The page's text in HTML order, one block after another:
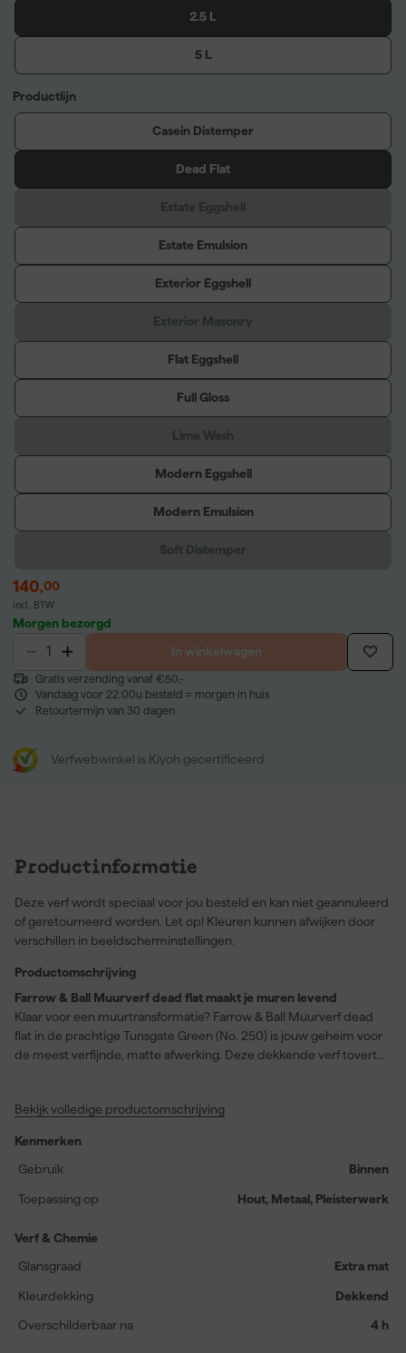
2.5 L
5 L
Productlijn
Casein Distemper
Dead Flat
Estate Emulsion
Exterior Eggshell
Flat Eggshell
Full Gloss
Modern Eggshell
Modern Emulsion
140,00
incl. BTW
Morgen bezorgd
In winkelwagen
Gratis verzending vanaf €50,-
Vandaag voor 22:00u besteld = morgen in huis
Retourtermijn van 30 dagen
Verfwebwinkel is Kiyoh gecertificeerd
Productinformatie
Deze verf wordt speciaal voor jou besteld en kan niet geannuleerd
of geretourneerd worden. Let op! Kleuren kunnen afwijken door
verschillen in beeldscherminstellingen.
Productomschrijving
Farrow & Ball Muurverf dead flat maakt je muren levend
Klaar voor een muurtransformatie? Farrow & Ball Muurverf dead
flat in de prachtige Tunsgate Green (No. 250) is jouw geheim voor
de meest verfijnde, matte afwerking. Deze dekkende verf tovert
pleisterwerk, je kunt deze alleskunner zowel op muren als op
volledig uitgehard, terwijl het stofdroog wordt na slechts twee
uur en overschilderbaar is na vier uur. Met een rendement van 12
waterbasis formule, biedt deze verf niet alleen een prachtige
Flat wasbaar, afveegbaar en slijtvast, perfect voor jouw druk
bewoonde kamers zoals de gang, woonkamer en speelkamer.
en milieuvriendelijke formule.
Bekijk volledige productomschrijving
Kenmerken
Gebruik
Binnen
Toepassing op Hout, Metaal, Pleisterwerk
Verf & Chemie
Glansgraad
Extra mat
Kleurdekking Dekkend
Overschilderbaar na 4 h